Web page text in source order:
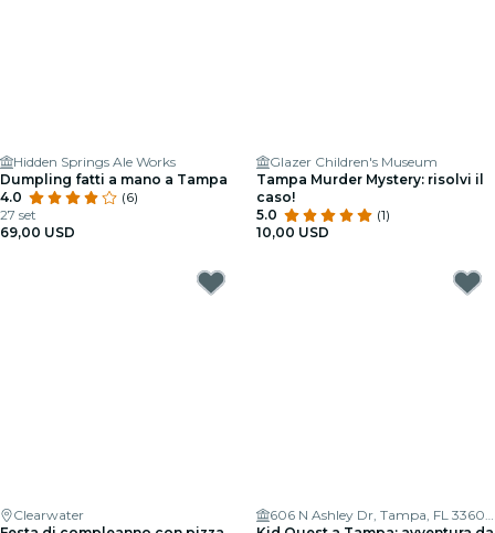
Hidden Springs Ale Works
Dumpling fatti a mano a Tampa
4.0
(6)
27 set
69,00 USD
Glazer Children's Museum
Tampa Murder Mystery: risolvi il
caso!
5.0
(1)
10,00 USD
Clearwater
606 N Ashley Dr, Tampa, FL 33602, USA